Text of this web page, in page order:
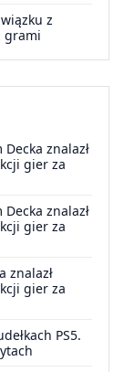
z
grami
znalazł
gier za
znalazł
gier za
znalazł
gier za
PS5.